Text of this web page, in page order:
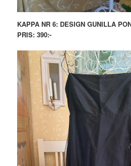
KAPPA NR 6: DESIGN GUNILLA
PRIS: 390:-